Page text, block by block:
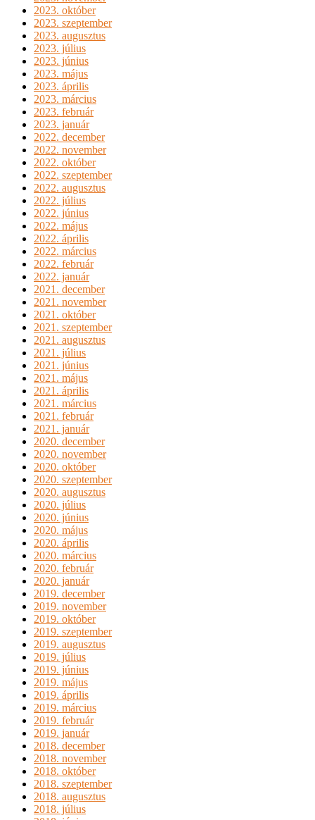
2023. október
2023. szeptember
2023. augusztus
2023. július
2023. június
2023. május
2023. április
2023. március
2023. február
2023. január
2022. december
2022. november
2022. október
2022. szeptember
2022. augusztus
2022. július
2022. június
2022. május
2022. április
2022. március
2022. február
2022. január
2021. december
2021. november
2021. október
2021. szeptember
2021. augusztus
2021. július
2021. június
2021. május
2021. április
2021. március
2021. február
2021. január
2020. december
2020. november
2020. október
2020. szeptember
2020. augusztus
2020. július
2020. június
2020. május
2020. április
2020. március
2020. február
2020. január
2019. december
2019. november
2019. október
2019. szeptember
2019. augusztus
2019. július
2019. június
2019. május
2019. április
2019. március
2019. február
2019. január
2018. december
2018. november
2018. október
2018. szeptember
2018. augusztus
2018. július